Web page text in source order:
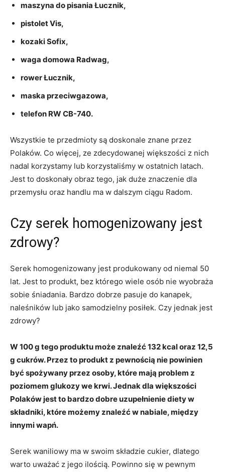
maszyna do pisania Łucznik,
pistolet Vis,
kozaki Sofix,
waga domowa Radwag,
rower Łucznik,
maska przeciwgazowa,
telefon RW CB-740.
Wszystkie te przedmioty są doskonale znane przez
Polaków. Co więcej, ze zdecydowanej większości z nich
nadal korzystamy lub korzystaliśmy w ostatnich latach.
Jest to doskonały obraz tego, jak duże znaczenie dla
przemysłu oraz handlu ma w dalszym ciągu Radom.
Czy serek homogenizowany jest
zdrowy?
Serek homogenizowany jest produkowany od niemal 50
lat. Jest to produkt, bez którego wiele osób nie wyobraża
sobie śniadania. Bardzo dobrze pasuje do kanapek,
naleśników lub jako samodzielny posiłek. Czy jednak jest
zdrowy?
W 100 g tego produktu może znaleźć 132 kcal oraz 12,5
g cukrów. Przez to produkt z pewnością nie powinien
być spożywany przez osoby, które mają problem z
poziomem glukozy we krwi. Jednak dla większości
Polaków jest to bardzo dobre uzupełnienie diety w
składniki, które możemy znaleźć w nabiale, między
innymi wapń.
Serek waniliowy ma w swoim składzie cukier, dlatego
warto uważać z jego ilością. Powinno się w pewnym